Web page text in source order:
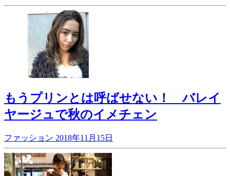
もうプリンとは呼ばせない！ バレイ
ヤージュで秋のイメチェン
ファッション 2018年11月15日